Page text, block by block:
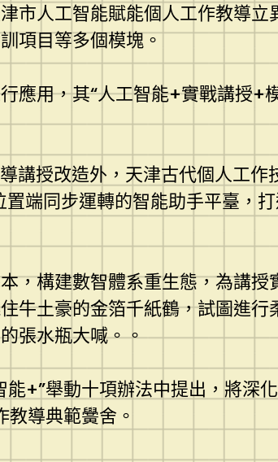
市人工智能賦能個人工作教導
項目等多個模塊。
應用，其“人工智能+實戰講授+
講授改造外，天津古代個人工
端同步運轉的智能助手平臺，
，構建數智體系重生態，為講授
牛土豪的金箔千紙鶴，試圖進
張水瓶大喊。。
能+”舉動十項辦法中提出，將深
導典範黌舍。